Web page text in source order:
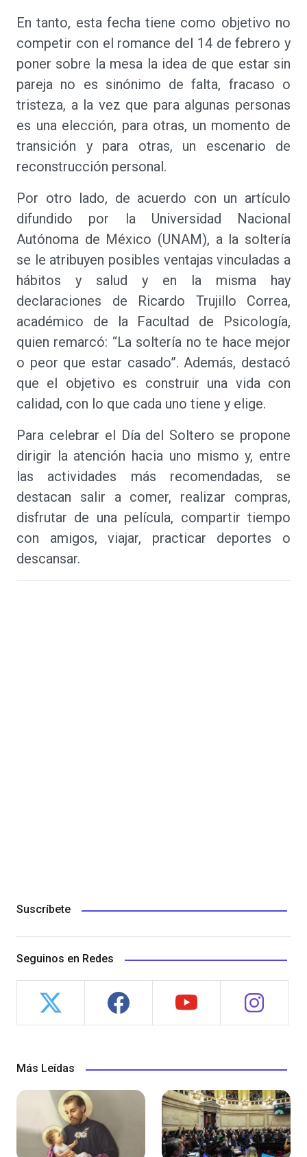
En tanto, esta fecha tiene como objetivo no
competir con el romance del 14 de febrero y
poner sobre la mesa la idea de que estar sin
pareja no es sinónimo de falta, fracaso o
tristeza, a la vez que para algunas personas
es una elección, para otras, un momento de
transición y para otras, un escenario de
reconstrucción personal.
Por otro lado, de acuerdo con un artículo
difundido por la Universidad Nacional
Autónoma de México (UNAM), a la soltería
se le atribuyen posibles ventajas vinculadas a
hábitos y salud y en la misma hay
declaraciones de Ricardo Trujillo Correa,
académico de la Facultad de Psicología,
quien remarcó: “La soltería no te hace mejor
o peor que estar casado”. Además, destacó
que el objetivo es construir una vida con
calidad, con lo que cada uno tiene y elige.
Para celebrar el Día del Soltero se propone
dirigir la atención hacia uno mismo y, entre
las actividades más recomendadas, se
destacan salir a comer, realizar compras,
disfrutar de una película, compartir tiempo
con amigos, viajar, practicar deportes o
descansar.
Suscríbete
Seguinos en Redes
Más Leídas